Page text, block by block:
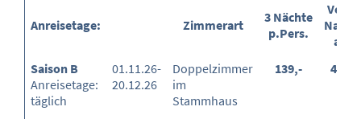
Anreisetage: Zimmerart
3 Nächte
p.Pers.
Verl.
Nacht
ab
Saison B
Anreisetage:
täglich
01.11.26-
20.12.26
Doppelzimmer
im
Stammhaus
139,- 45,-